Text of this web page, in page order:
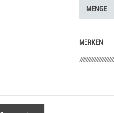
MENGE
MERKEN